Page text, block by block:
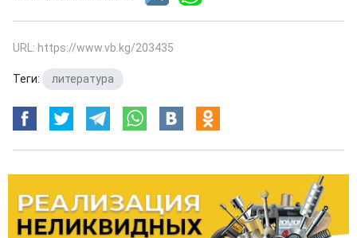
URL: https://www.vb.kg/203435
Теги: литература